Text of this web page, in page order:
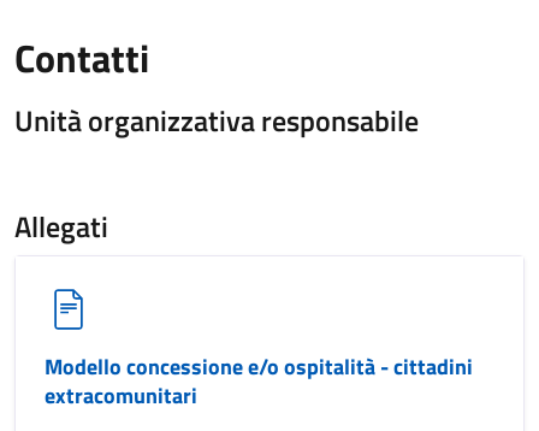
Contatti
Unità organizzativa responsabile
Allegati
Modello concessione e/o ospitalità - cittadini
extracomunitari